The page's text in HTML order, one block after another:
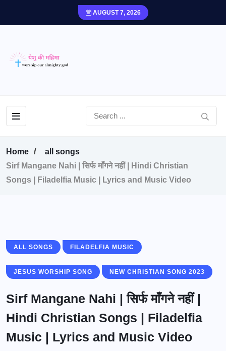
AUGUST 7, 2026
Home
all songs
Sirf Mangane Nahi | सिर्फ माँगने नहीं | Hindi Christian
Songs | Filadelfia Music | Lyrics and Music Video
ALL SONGS FILADELFIA MUSIC
JESUS WORSHIP SONG NEW CHRISTIAN SONG 2023
Sirf Mangane Nahi | सिर्फ माँगने नहीं |
Hindi Christian Songs | Filadelfia
Music | Lyrics and Music Video